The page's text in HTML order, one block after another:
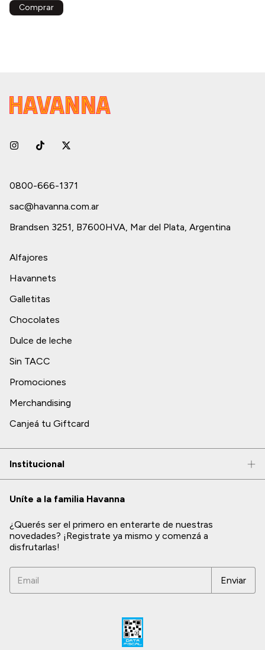
0800-666-1371
sac@havanna.com.ar
Brandsen 3251, B7600HVA, Mar del Plata, Argentina
Alfajores
Havannets
Galletitas
Chocolates
Dulce de leche
Sin TACC
Promociones
Merchandising
Canjeá tu Giftcard
Institucional
Uníte a la familia Havanna
¿Querés ser el primero en enterarte de nuestras
novedades? ¡Registrate ya mismo y comenzá a
disfrutarlas!